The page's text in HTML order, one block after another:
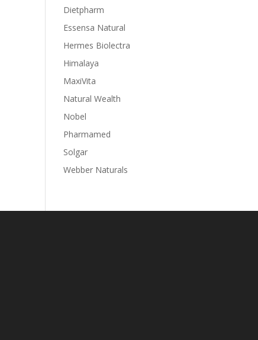
Dietpharm
Essensa Natural
Hermes Biolectra
Himalaya
MaxiVita
Natural Wealth
Nobel
Pharmamed
Solgar
Webber Naturals